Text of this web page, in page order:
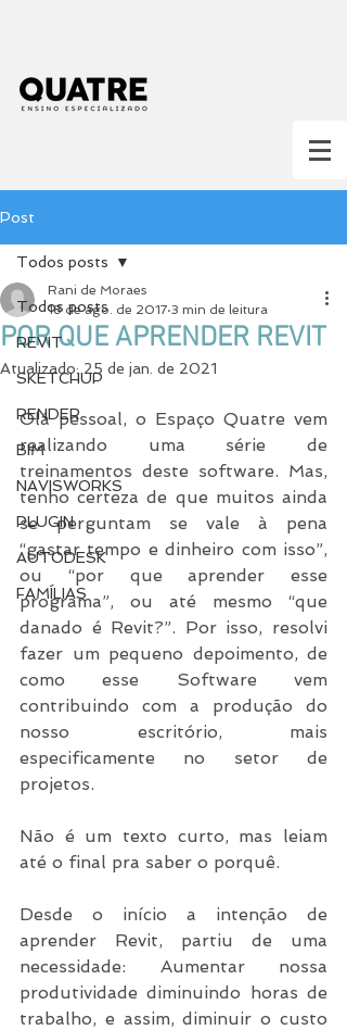
Post
Todos posts
REVIT
SKETCHUP
RENDER
BIM
NAVISWORKS
PLUGIN
AUTODESK
FAMÍLIAS
Todos posts
POR QUE APRENDER REVIT
Rani de Moraes
18 de ago. de 2017 3 min de leitura
Atualizado: 25 de jan. de 2021
Olá pessoal, o Espaço Quatre vem
realizando uma série de
treinamentos deste software. Mas,
tenho certeza de que muitos ainda
se perguntam se vale à pena
“gastar tempo e dinheiro com isso”,
ou “por que aprender esse
programa”, ou até mesmo “que
danado é Revit?”. Por isso, resolvi
fazer um pequeno depoimento, de
como esse Software vem
contribuindo com a produção do
nosso escritório, mais
especificamente no setor de
projetos.
Não é um texto curto, mas leiam
até o final pra saber o porquê.
Desde o início a intenção de
aprender Revit, partiu de uma
necessidade: Aumentar nossa
produtividade diminuindo horas de
trabalho, e assim, diminuir o custo